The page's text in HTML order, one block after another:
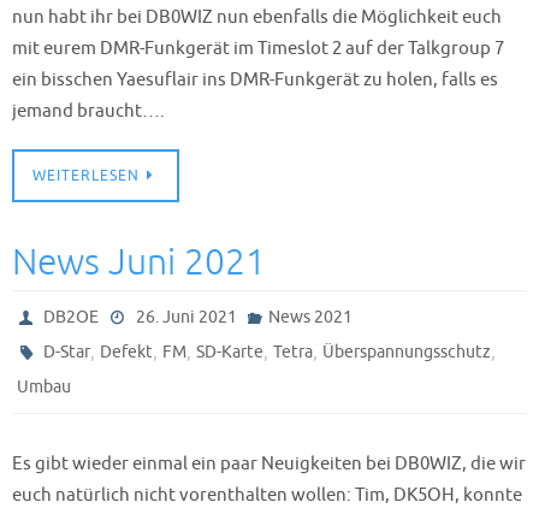
nun habt ihr bei DB0WIZ nun ebenfalls die Möglichkeit euch
mit eurem DMR-Funkgerät im Timeslot 2 auf der Talkgroup 7
ein bisschen Yaesuflair ins DMR-Funkgerät zu holen, falls es
jemand braucht….
WEITERLESEN
News Juni 2021
DB2OE 26. Juni 2021
News 2021
D-Star, Defekt, FM,SD-Karte,Tetra, Überspannungsschutz,
Umbau
Es gibt wieder einmal ein paar Neuigkeiten bei DB0WIZ, die wir
euch natürlich nicht vorenthalten wollen: Tim, DK5OH, konnte